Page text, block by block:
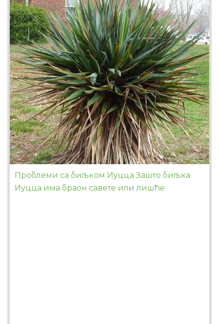
Проблеми са биљком Иуцца Зашто биљка
Иуцца има браон савете или лишће